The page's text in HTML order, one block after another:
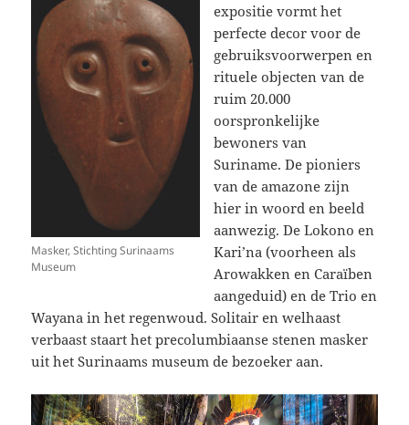
Masker, Stichting Surinaams
Museum
expositie vormt het
perfecte decor voor de
gebruiksvoorwerpen en
rituele objecten van de
ruim 20.000
oorspronkelijke
bewoners van
Suriname. De pioniers
van de amazone zijn
hier in woord en beeld
aanwezig. De Lokono en
Kari’na (voorheen als
Arowakken en Caraïben
aangeduid) en de Trio en
Wayana in het regenwoud. Solitair en welhaast
verbaast staart het precolumbiaanse stenen masker
uit het Surinaams museum de bezoeker aan.